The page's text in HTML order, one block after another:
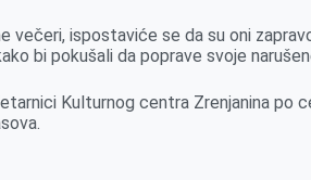
večeri, ispostaviće se da su oni
bi pokušali da poprave svoje
Kulturnog centra Zrenjanina po